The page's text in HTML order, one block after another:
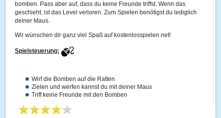
bomben. Pass aber auf, dass du keine Freunde triffst. Wenn das
geschieht, ist das Level verloren. Zum Spielen benötigst du lediglich
deiner Maus.
Wir wünschen dir ganz viel Spaß auf kostenlosspielen.net!
Spielsteuerung:
Wirf die Bomben auf die Ratten
Zielen und werfen kannst du mit deiner Maus
Triff keine Freunde mit den Bomben